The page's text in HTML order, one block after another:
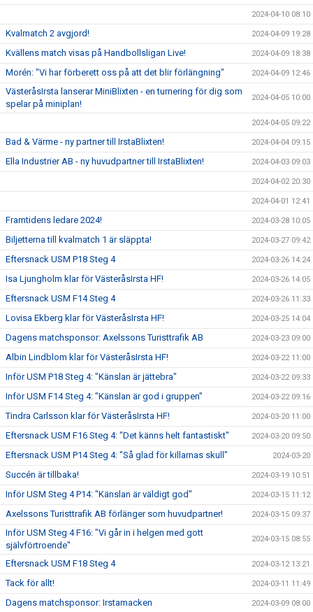
2024-04-10 08:10
Kvalmatch 2 avgjord! 2024-04-09 19:28
Kvällens match visas på Handbollsligan Live! 2024-04-09 18:38
Morén: "Vi har förberett oss på att det blir förlängning" 2024-04-09 12:46
VästeråsIrsta lanserar MiniBlixten - en turnering för dig som
spelar på miniplan!
2024-04-05 10:00
2024-04-05 09:22
Bad & Värme - ny partner till IrstaBlixten! 2024-04-04 09:15
Ella Industrier AB - ny huvudpartner till IrstaBlixten! 2024-04-03 09:03
2024-04-02 20:30
2024-04-01 12:41
Framtidens ledare 2024! 2024-03-28 10:05
Biljetterna till kvalmatch 1 är släppta! 2024-03-27 09:42
Eftersnack USM P18 Steg 4 2024-03-26 14:24
Isa Ljungholm klar för VästeråsIrsta HF! 2024-03-26 14:05
Eftersnack USM F14 Steg 4 2024-03-26 11:33
Lovisa Ekberg klar för VästeråsIrsta HF! 2024-03-25 14:04
Dagens matchsponsor: Axelssons Turisttrafik AB 2024-03-23 09:00
Albin Lindblom klar för VästeråsIrsta HF! 2024-03-22 11:00
Inför USM P18 Steg 4: "Känslan är jättebra" 2024-03-22 09:33
Inför USM F14 Steg 4: "Känslan är god i gruppen" 2024-03-22 09:16
Tindra Carlsson klar för VästeråsIrsta HF! 2024-03-20 11:00
Eftersnack USM F16 Steg 4: "Det känns helt fantastiskt" 2024-03-20 09:50
Eftersnack USM P14 Steg 4: "Så glad för killarnas skull" 2024-03-20
Succén är tillbaka! 2024-03-19 10:51
Inför USM Steg 4 P14: "Känslan är väldigt god" 2024-03-15 11:12
Axelssons Turisttrafik AB förlänger som huvudpartner! 2024-03-15 09:37
Inför USM Steg 4 F16: "Vi går in i helgen med gott
självförtroende"
2024-03-15 08:55
Eftersnack USM F18 Steg 4 2024-03-12 13:21
Tack för allt! 2024-03-11 11:49
Dagens matchsponsor: Irstamacken 2024-03-09 08:00